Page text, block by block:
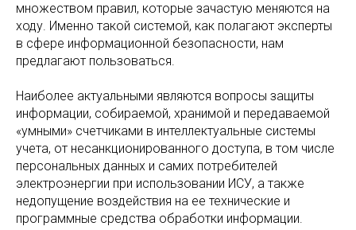
множеством правил, которые зачастую меняются на
ходу. Именно такой системой, как полагают эксперты
в сфере информационной безопасности, нам
предлагают пользоваться.
Наиболее актуальными являются вопросы защиты
информации, собираемой, хранимой и передаваемой
«умными» счетчиками в интеллектуальные системы
учета, от несанкционированного доступа, в том числе
персональных данных и самих потребителей
электроэнергии при использовании ИСУ, а также
недопущение воздействия на ее технические и
программные средства обработки информации.